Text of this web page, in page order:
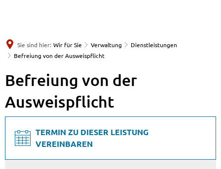
Sie sind hier: Wir für Sie Verwaltung
Dienstleistungen
Befreiung von der Ausweispflicht
Befreiung von der
Ausweispflicht
TERMIN ZU DIESER LEISTUNG
VEREINBAREN